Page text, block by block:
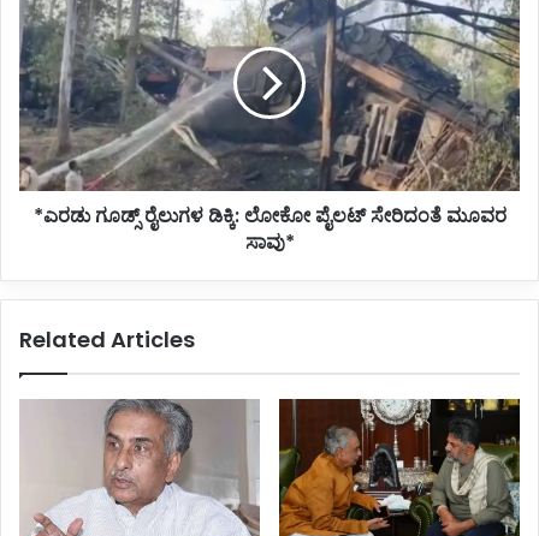
ಗೂಡ್ಸ್
ರೈಲುಗಳ
ಡಿಕ್ಕಿ:
ಲೋಕೋ
ಪೈಲಟ್
ಸೇರಿದಂತೆ
ಮೂವರ
ಸಾವು*
*ಎರಡು ಗೂಡ್ಸ್ ರೈಲುಗಳ ಡಿಕ್ಕಿ: ಲೋಕೋ ಪೈಲಟ್ ಸೇರಿದಂತೆ ಮೂವರ
ಸಾವು*
Related Articles